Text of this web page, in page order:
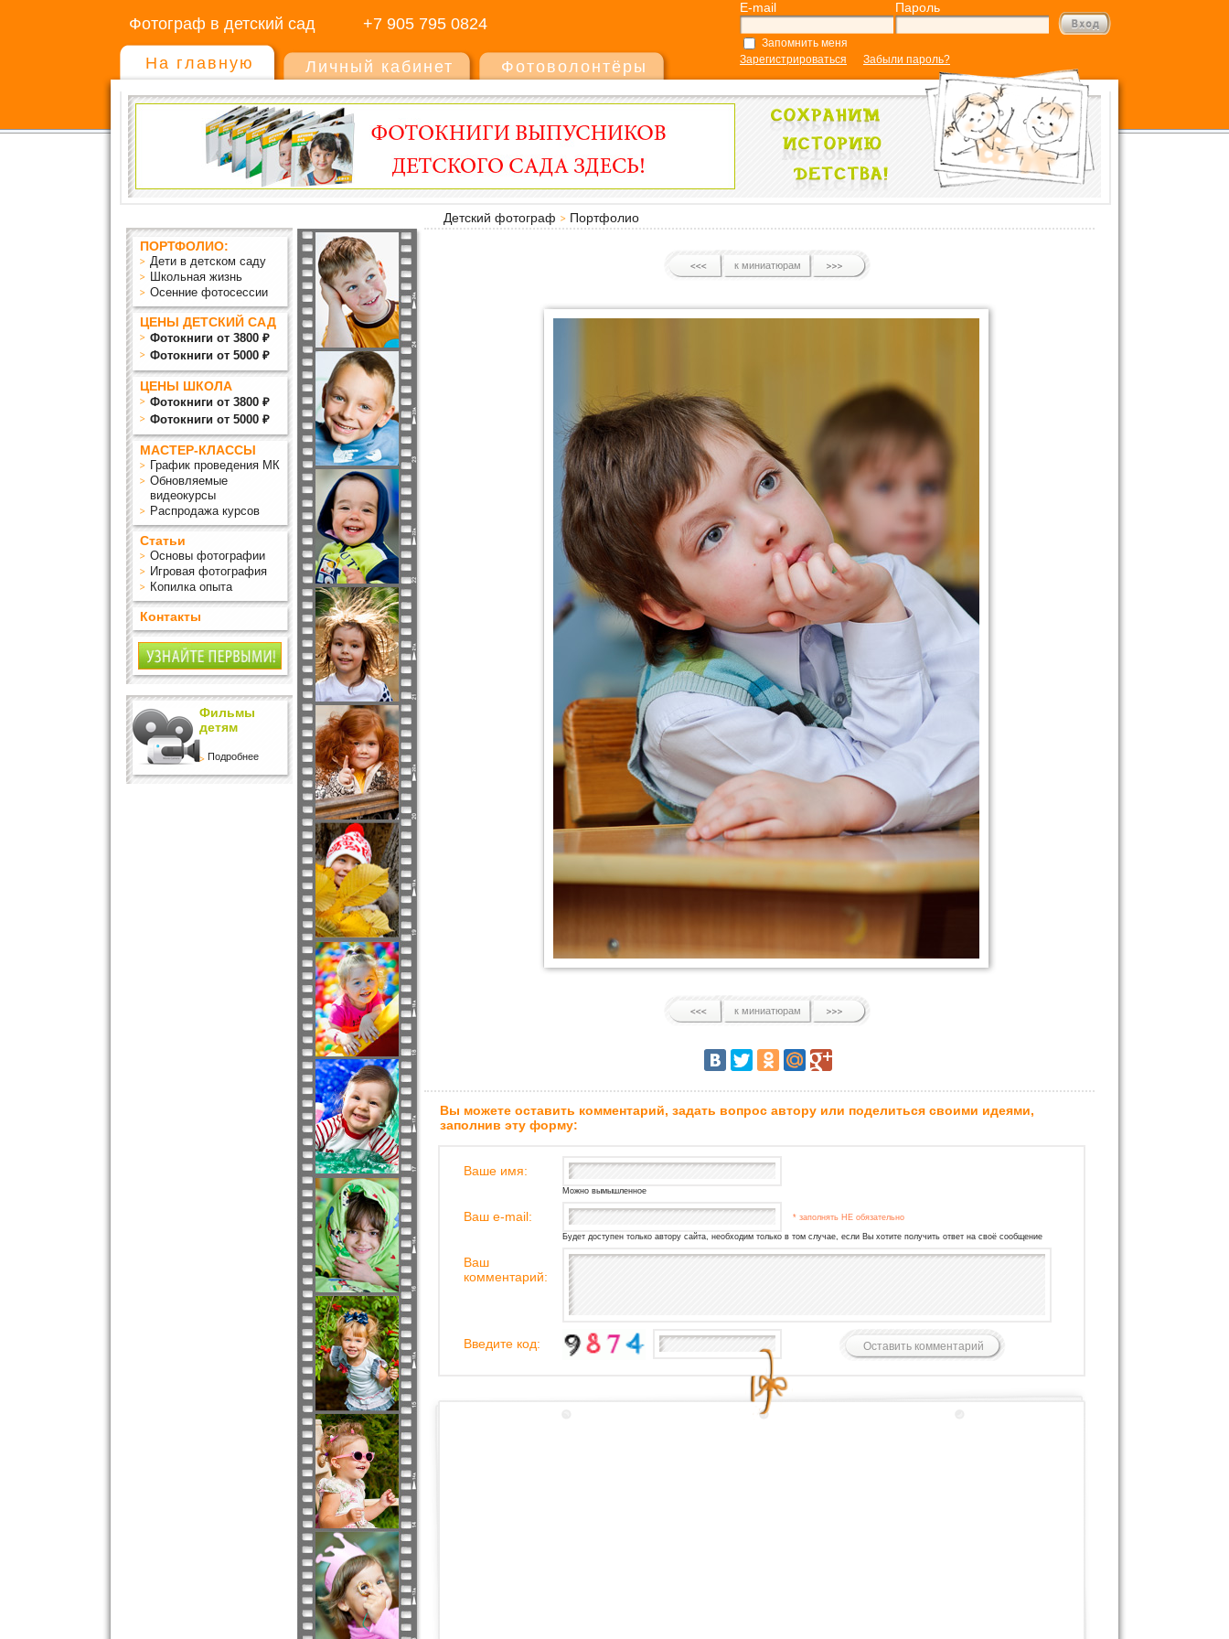
Фотограф в детский сад +7 905 795 0824
E-mail Пароль
Запомнить меня
Зарегистрироваться
Забыли пароль?
На главную Личный кабинет Фотоволонтёры
Детский фотограф
Портфолио
ПОРТФОЛИО:
Дети в детском саду
Школьная жизнь
Осенние фотосессии
ЦЕНЫ ДЕТСКИЙ САД
Фотокниги от 3800 ₽
Фотокниги от 5000 ₽
ЦЕНЫ ШКОЛА
Фотокниги от 3800 ₽
Фотокниги от 5000 ₽
МАСТЕР-КЛАССЫ
График проведения МК
Обновляемые
видеокурсы
Распродажа курсов
Статьи
Основы фотографии
Игровая фотография
Копилка опыта
Контакты
Фильмы
детям
Подробнее
к миниатюрам
к миниатюрам
Вы можете оставить комментарий, задать вопрос автору или поделиться своими идеями,
заполнив эту форму:
Ваше имя:
Можно вымышленное
Ваш e-mail: * заполнять НЕ обязательно
Будет доступен только автору сайта, необходим только в том случае, если Вы хотите получить ответ на своё сообщение
Ваш
комментарий:
Введите код: